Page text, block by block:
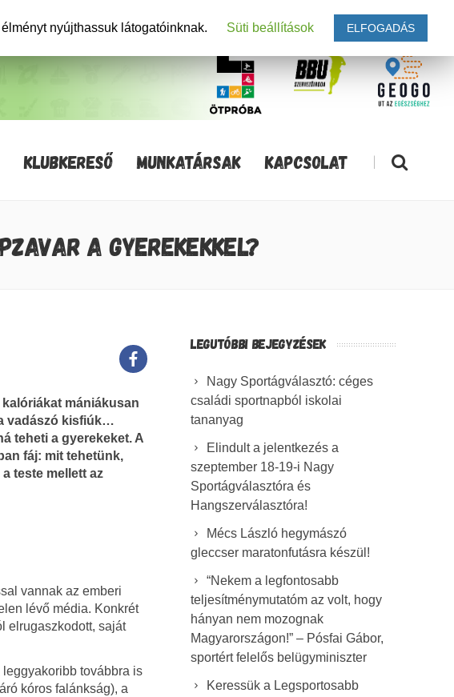
KLUBKERESŐ MUNKATÁRSAK KAPCSOLAT |
A GYEREKEKKEL?
mániákusan
vadászó kisfiúk…
teheti a gyerekeket. A
fáj: mit tehetünk,
teste mellett az
vannak az emberi
lévő média. Konkrét
elrugaszkodott, saját
továbbra is
kóros falánkság), a
LEGUTÓBBI BEJEGYZÉSEK
Nagy Sportágválasztó: céges
családi sportnapból iskolai
tananyag
Elindult a jelentkezés a
szeptember 18-19-i Nagy
Sportágválasztóra és
Hangszerválasztóra!
Mécs László hegymászó
gleccser maratonfutásra készül!
“Nekem a legfontosabb
teljesítménymutatóm az volt, hogy
hányan nem mozognak
Magyarországon!” – Pósfai Gábor,
sportért felelős belügyminiszter
Keressük a Legsportosabb
nyújthassuk látogatóinknak. Süti beállítások ELFOGADÁS